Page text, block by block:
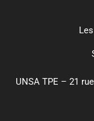
UNSA TPE – 21